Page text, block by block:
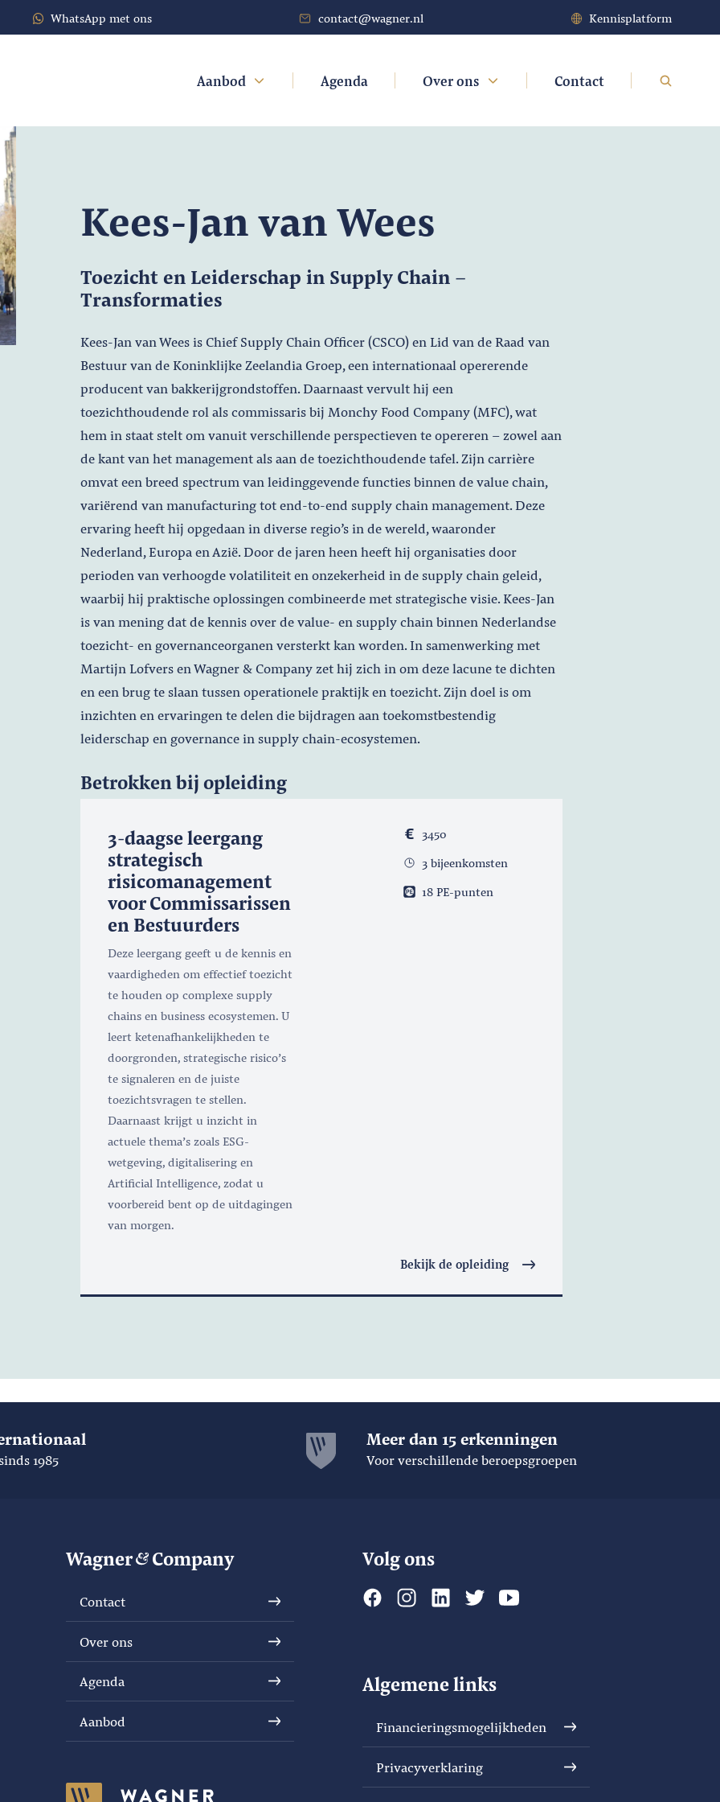
WhatsApp met ons contact@wagner.nl Kennisplatform
Aanbod Agenda Over ons Contact
Kees-Jan van Wees
Toezicht en Leiderschap in Supply Chain -
Transformaties
Kees-Jan van Wees is Chief Supply Chain Officer (CSCO) en Lid van de Raad van
Bestuur van de Koninklijke Zeelandia Groep, een internationaal opererende
producent van bakkerijgrondstoffen. Daarnaast vervult hij een
toezichthoudende rol als commissaris bij Monchy Food Company (MFC), wat
hem in staat stelt om vanuit verschillende perspectieven te opereren – zowel aan
de kant van het management als aan de toezichthoudende tafel. Zijn carrière
omvat een breed spectrum van leidinggevende functies binnen de value chain,
variërend van manufacturing tot end-to-end supply chain management. Deze
ervaring heeft hij opgedaan in diverse regio’s in de wereld, waaronder
Nederland, Europa en Azië. Door de jaren heen heeft hij organisaties door
perioden van verhoogde volatiliteit en onzekerheid in de supply chain geleid,
waarbij hij praktische oplossingen combineerde met strategische visie. Kees-Jan
is van mening dat de kennis over de value- en supply chain binnen Nederlandse
toezicht- en governanceorganen versterkt kan worden. In samenwerking met
Martijn Lofvers en Wagner & Company zet hij zich in om deze lacune te dichten
en een brug te slaan tussen operationele praktijk en toezicht. Zijn doel is om
inzichten en ervaringen te delen die bijdragen aan toekomstbestendig
leiderschap en governance in supply chain-ecosystemen.
Betrokken bij opleiding
3-daagse leergang
strategisch
risicomanagement
voor Commissarissen
en Bestuurders
Deze leergang geeft u de kennis en
vaardigheden om effectief toezicht
te houden op complexe supply
chains en business ecosystemen. U
leert ketenafhankelijkheden te
doorgronden, strategische risico’s
te signaleren en de juiste
toezichtsvragen te stellen.
Daarnaast krijgt u inzicht in
actuele thema’s zoals ESG-
wetgeving, digitalisering en
Artificial Intelligence, zodat u
voorbereid bent op de uitdagingen
van morgen.
3450
3 bijeenkomsten
18 PE-punten
Bekijk de opleiding
1985
Meer dan 15 erkenningen
Voor verschillende beroepsgroepen
Wagner Company
Contact
Over ons
Agenda
Aanbod
Volg ons
Algemene links
Financieringsmogelijkheden
Privacyverklaring